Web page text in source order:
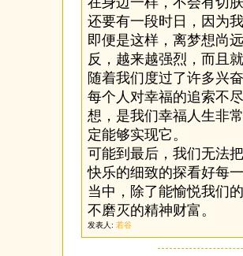
还要有一段时日，因为
即便是这样，离梦想尚
反，越来越强烈，而且
随着我们度过了许多兴
每个人对幸福的追索不
想，是我们幸福人生非
定能够实现它。
可能到最后，我们无法
快乐的细致的探看好每
当中，除了能愉悦我们
不磨灭的精神财富。
发表人: 若谷